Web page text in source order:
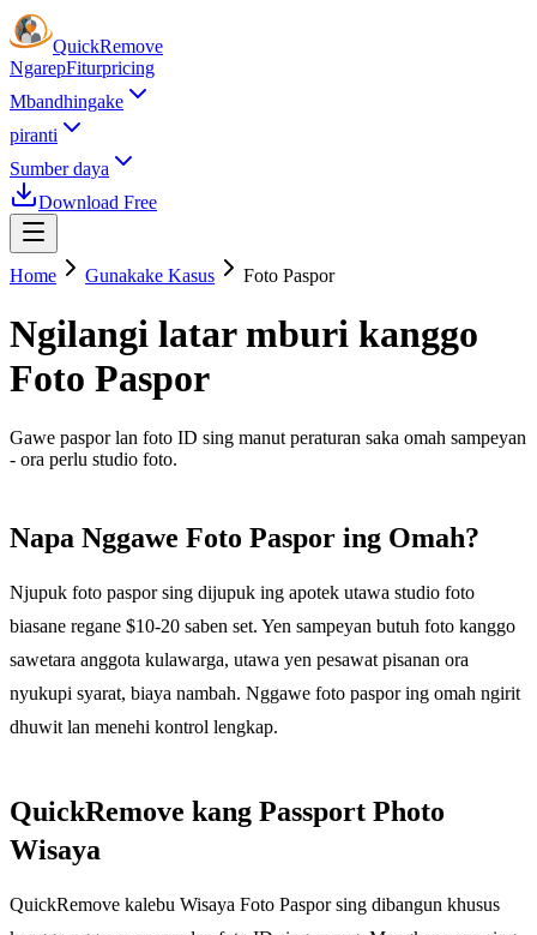
QuickRemove
NgarepFiturpricing
Mbandhingake
piranti
Sumber daya
Download Free
Home Gunakake Kasus Foto Paspor
Ngilangi latar mburi kanggo
Foto Paspor
Gawe paspor lan foto ID sing manut peraturan saka omah sampeyan
- ora perlu studio foto.
Napa Nggawe Foto Paspor ing Omah?
Njupuk foto paspor sing dijupuk ing apotek utawa studio foto
biasane regane $10-20 saben set. Yen sampeyan butuh foto kanggo
sawetara anggota kulawarga, utawa yen pesawat pisanan ora
nyukupi syarat, biaya nambah. Nggawe foto paspor ing omah ngirit
dhuwit lan menehi kontrol lengkap.
QuickRemove kang Passport Photo
Wisaya
QuickRemove kalebu Wisaya Foto Paspor sing dibangun khusus